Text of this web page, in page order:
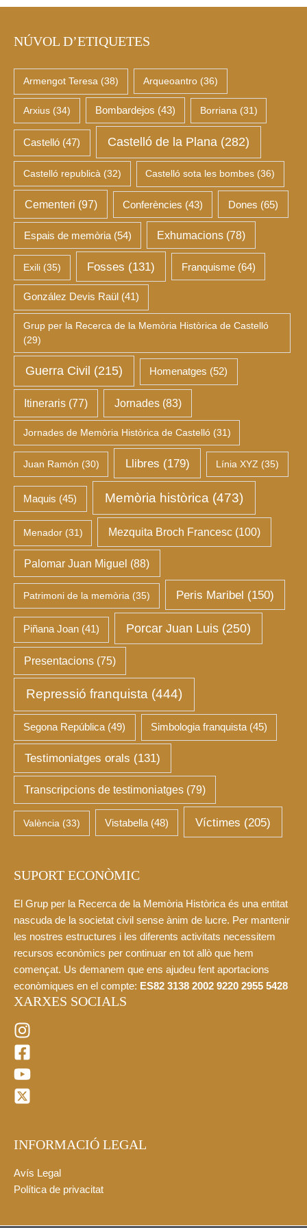
NÚVOL D’ETIQUETES
Armengot Teresa (38) Arqueoantro(36)
Arxius(34) Bombardejos (43) Borriana (31)
Castelló (47) Castelló de la Plana(282)
Castelló republicà(32) Castelló sota les bombes (36)
Cementeri (97) Conferències (43) Dones (65)
Espais de memòria(54) Exhumacions (78)
Exili(35) Fosses (131) Franquisme(64)
González Devis Raül (41)
Grup per la Recerca de la Memòria Històrica de Castelló
(29)
Guerra Civil (215) Homenatges (52)
Itineraris (77) Jornades(83)
Jornades de Memòria Històrica de Castelló(31)
Juan Ramón (30) Llibres (179) Línia XYZ (35)
Maquis (45) Memòria històrica (473)
Menador(31) Mezquita Broch Francesc(100)
Palomar Juan Miguel (88)
Patrimoni de la memòria (35) Peris Maribel (150)
Piñana Joan (41) Porcar Juan Luis (250)
Presentacions (75)
Repressió franquista(444)
Segona República (49) Simbologia franquista (45)
Testimoniatges orals (131)
Transcripcions de testimoniatges (79)
València (33) Vistabella(48) Víctimes (205)
SUPORT ECONÒMIC
El Grup per la Recerca de la Memòria Històrica és una entitat
nascuda de la societat civil sense ànim de lucre. Per mantenir
les nostres estructures i les diferents activitats necessitem
recursos econòmics per continuar en tot allò que hem
començat. Us demanem que ens ajudeu fent aportacions
econòmiques en el compte: ES82 3138 2002 9220 2955 5428
XARXES SOCIALS
INFORMACIÓ LEGAL
Avís Legal
Política de privacitat